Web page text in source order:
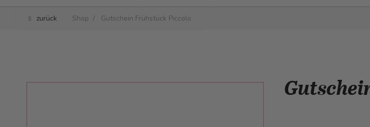
zurück Shop / Gutschein Frühstück Piccolo